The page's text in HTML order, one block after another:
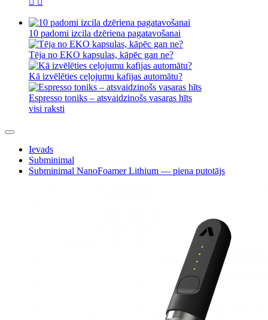
10 padomi izcila dzēriena pagatavošanai
Tēja no EKO kapsulas, kāpēc gan ne?
Kā izvēlēties ceļojumu kafijas automātu?
Espresso toniks – atsvaidzinošs vasaras hīts
visi raksti
Ievads
Subminimal
Subminimal NanoFoamer Lithium — piena putotājs